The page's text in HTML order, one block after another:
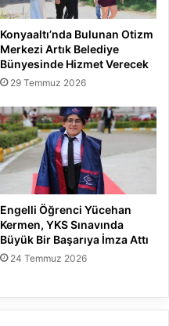
Konyaaltı’nda Bulunan Otizm
Merkezi Artık Belediye
Bünyesinde Hizmet Verecek
29 Temmuz 2026
Engelli Öğrenci Yücehan
Kermen, YKS Sınavında
Büyük Bir Başarıya İmza Attı
24 Temmuz 2026